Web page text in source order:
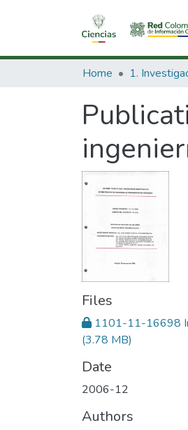
Home
Files
1101-11-16698
(3.78 MB)
Date
2006-12
Authors